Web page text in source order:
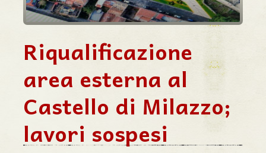
Riqualificazione
area esterna al
Castello di Milazzo;
lavori sospesi